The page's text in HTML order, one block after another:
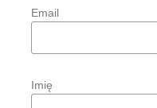
Email
Imię